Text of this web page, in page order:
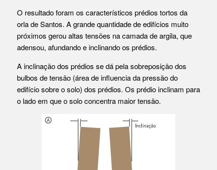
O resultado foram os característicos prédios tortos da
orla de Santos. A grande quantidade de edifícios muito
próximos gerou altas tensões na camada de argila, que
adensou, afundando e inclinando os prédios.
A inclinação dos prédios se dá pela sobreposição dos
bulbos de tensão (área de influencia da pressão do
edifício sobre o solo) dos prédios. Os prédio inclinam para
o lado em que o solo concentra maior tensão.